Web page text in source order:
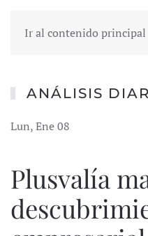
Ir al contenido principal
ANÁLISIS
Lun, Ene 08
Plusvalía